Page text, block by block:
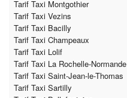
Tarif Taxi Montgothier
Tarif Taxi Vezins
Tarif Taxi Bacilly
Tarif Taxi Champeaux
Tarif Taxi Lolif
Tarif Taxi La Rochelle-Normande
Tarif Taxi Saint-Jean-le-Thomas
Tarif Taxi Sartilly